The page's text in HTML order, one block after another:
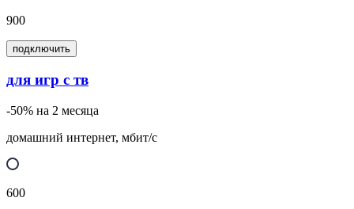
900
подключить
для игр с тв
-50% на 2 месяца
домашний интернет, мбит/с
600